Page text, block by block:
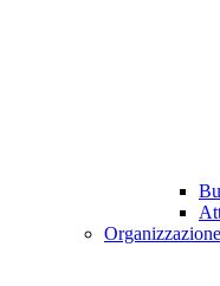
Organizzazione